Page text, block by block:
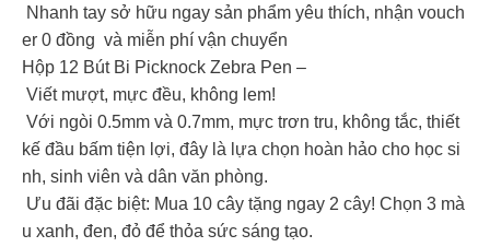
Nhanh tay sở hữu ngay sản phẩm yêu thích, nhận vouch
er 0 đồng và miễn phí vận chuyển
Hộp 12 Bút Bi Picknock Zebra Pen –
Viết mượt, mực đều, không lem!
Với ngòi 0.5mm và 0.7mm, mực trơn tru, không tắc, thiết
kế đầu bấm tiện lợi, đây là lựa chọn hoàn hảo cho học si
nh, sinh viên và dân văn phòng.
Ưu đãi đặc biệt: Mua 10 cây tặng ngay 2 cây! Chọn 3 mà
u xanh, đen, đỏ để thỏa sức sáng tạo.